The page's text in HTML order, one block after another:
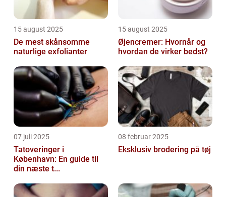
15 august 2025
De mest skånsomme
naturlige exfolianter
15 august 2025
Øjencremer: Hvornår og
hvordan de virker bedst?
07 juli 2025
Tatoveringer i
København: En guide til
din næste t...
08 februar 2025
Eksklusiv brodering på tøj